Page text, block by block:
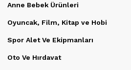
Anne Bebek Ürünleri
Oyuncak, Film, Kitap ve Hobi
Spor Alet Ve Ekipmanları
Oto Ve Hırdavat